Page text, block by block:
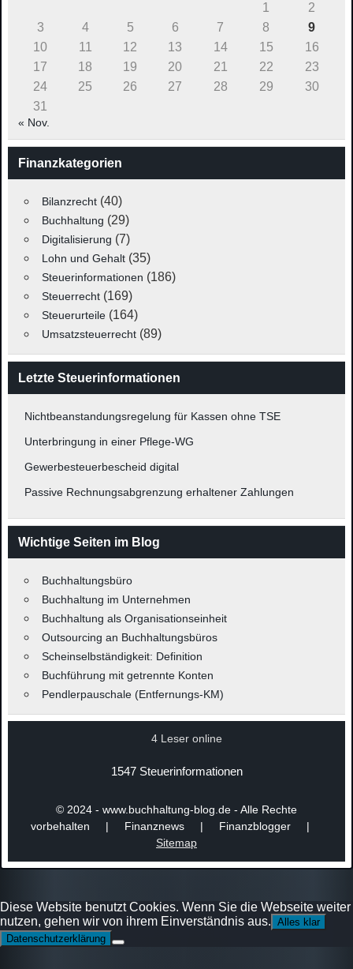
1
2
3
4 5 6 7 8
9
10
11 12 13 14 15
16
17
18 19 20 21 22
23
24
25 26 27 28 29
30
31
« Nov.
Finanzkategorien
Bilanzrecht(40)
Buchhaltung (29)
Digitalisierung (7)
Lohn und Gehalt(35)
Steuerinformationen (186)
Steuerrecht(169)
Steuerurteile(164)
Umsatzsteuerrecht(89)
Letzte Steuerinformationen
Nichtbeanstandungsregelung für Kassen ohne TSE
Unterbringung in einer Pflege-WG
Gewerbesteuerbescheid digital
Passive Rechnungsabgrenzung erhaltener Zahlungen
Wichtige Seiten im Blog
Buchhaltungsbüro
Buchhaltung im Unternehmen
Buchhaltung als Organisationseinheit
Outsourcing an Buchhaltungsbüros
Scheinselbständigkeit: Definition
Buchführung mit getrennte Konten
Pendlerpauschale (Entfernungs-KM)
4 Leser online
1547 Steuerinformationen
© 2024 - www.buchhaltung-blog.de - Alle Rechte
vorbehalten | Finanznews | Finanzblogger |
Sitemap
Diese Website benutzt Cookies. Wenn Sie die Webseite weiter
nutzen, gehen wir von ihrem Einverständnis aus. Alles klar
Datenschutzerklärung